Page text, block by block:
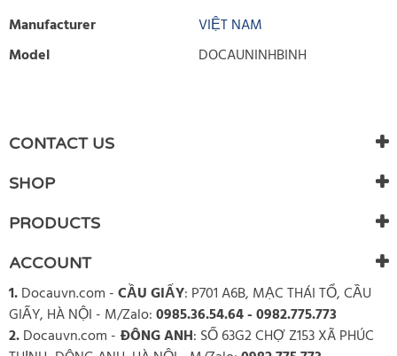
Manufacturer
VIỆT NAM
Model
DOCAUNINHBINH
There are currently no product reviews. Be the first who write
review
CONTACT US
SHOP
PRODUCTS
ACCOUNT
1.Docauvn.com -CẦU GIẤY: P701 A6B, MẠC THÁI TỔ, CẦU
GIẤY, HÀ NỘI - M/Zalo:0985.36.54.64 - 0982.775.773
2.Docauvn.com - ĐÔNG ANH: SỐ 63G2 CHỢ Z153 XÃ PHÚC